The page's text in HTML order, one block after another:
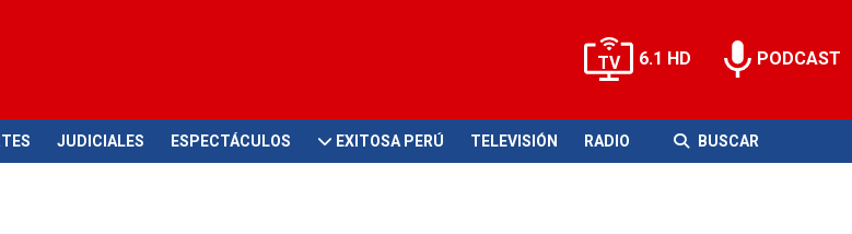
6.1 HD PODCAST
JUDICIALES ESPECTÁCULOS EXITOSA PERÚ TELEVISIÓN RADIO BUSCAR